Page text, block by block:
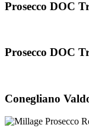
Prosecco DOC
Prosecco DOC
Conegliano